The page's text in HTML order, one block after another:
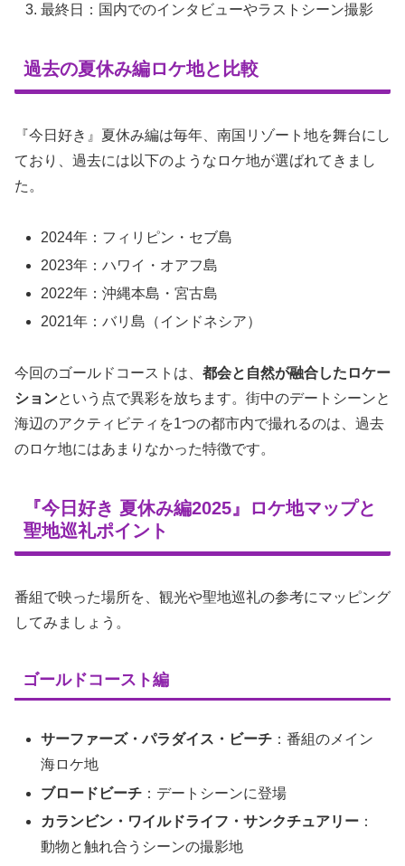
最終日：国内でのインタビューやラストシーン撮影
過去の夏休み編ロケ地と比較
『今日好き』夏休み編は毎年、南国リゾート地を舞台にし
ており、過去には以下のようなロケ地が選ばれてきまし
た。
2024年：フィリピン・セブ島
2023年：ハワイ・オアフ島
2022年：沖縄本島・宮古島
2021年：バリ島（インドネシア）
今回のゴールドコーストは、 都会と自然が融合したロケー
ションという点で異彩を放ちます。街中のデートシーンと
海辺のアクティビティを1つの都市内で撮れるのは、過去
のロケ地にはあまりなかった特徴です。
『今日好き 夏休み編2025』ロケ地マップと
聖地巡礼ポイント
番組で映った場所を、観光や聖地巡礼の参考にマッピング
してみましょう。
ゴールドコースト編
サーファーズ・パラダイス・ビーチ ：番組のメイン
海ロケ地
ブロードビーチ ：デートシーンに登場
カランビン・ワイルドライフ・サンクチュアリー ：
動物と触れ合うシーンの撮影地